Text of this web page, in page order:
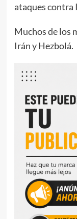
ataques contra
Muchos de los
Irán y Hezbolá.